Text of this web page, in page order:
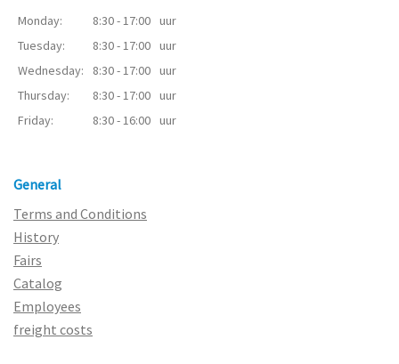
Monday: 8:30 - 17:00 uur
Tuesday:
8:30 - 17:00 uur
Wednesday:
8:30 - 17:00 uur
Thursday:
8:30 - 17:00 uur
Friday:
8:30 - 16:00 uur
General
Terms and Conditions
History
Fairs
Catalog
Employees
freight costs